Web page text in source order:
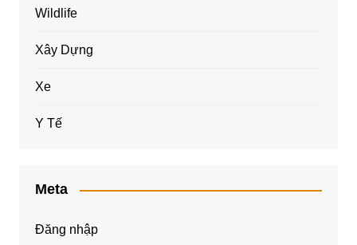
Wildlife
Xây Dựng
Xe
Y Tế
Meta
Đăng nhập